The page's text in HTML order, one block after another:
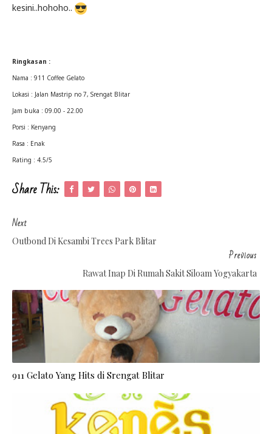
kesini..hohoho..
Ringkasan :
Nama : 911 Coffee Gelato
Lokasi : Jalan Mastrip no 7, Srengat Blitar
Jam buka : 09.00 - 22.00
Porsi : Kenyang
Rasa : Enak
Rating : 4.5/5
Share This:
Next
Outbond Di Kesambi Trees Park Blitar
Previous
Rawat Inap Di Rumah Sakit Siloam Yogyakarta
911 Gelato Yang Hits di Srengat Blitar